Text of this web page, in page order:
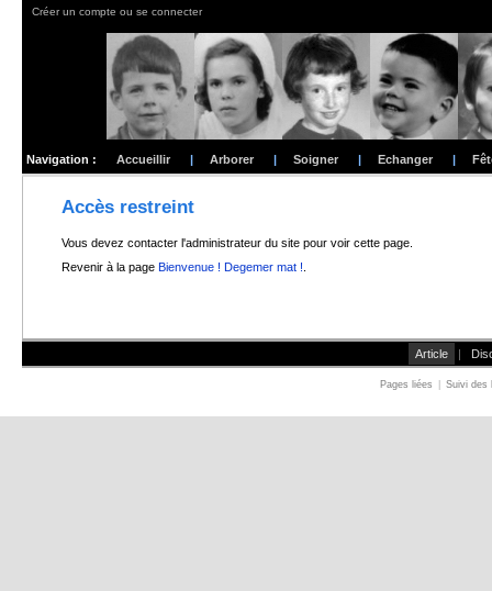
Créer un compte ou se connecter
Navigation : Accueillir | Arborer | Soigner | Echanger |
Accès restreint
Vous devez contacter l'administrateur du site pour voir cette page.
Revenir à la page Bienvenue ! Degemer mat !
Article |
Pages liées Suivi des